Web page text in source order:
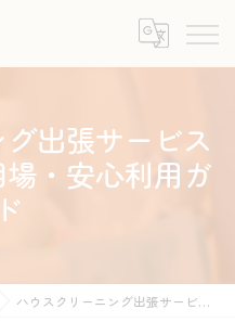
出張サービス
・安心利用ガ
ハウスクリーニング出張サービスの選び方と料金相場・安心利用ガイド